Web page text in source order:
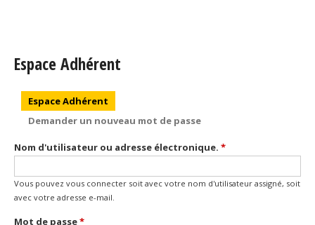
Espace Adhérent
Onglets principaux
Espace Adhérent
Demander un nouveau mot de passe
Nom d'utilisateur ou adresse électronique. *
Vous pouvez vous connecter soit avec votre nom d'utilisateur assigné, soit
avec votre adresse e-mail.
Mot de passe*